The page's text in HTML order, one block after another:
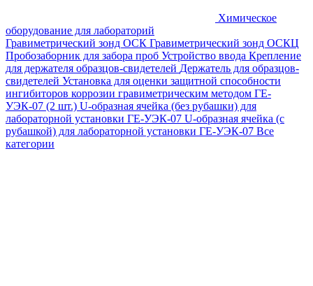
Химическое
оборудование для лабораторий
Гравиметрический зонд ОСК Гравиметрический зонд ОСКЦ
Пробозаборник для забора проб Устройство ввода Крепление
для держателя образцов-свидетелей Держатель для образцов-
свидетелей Установка для оценки защитной способности
ингибиторов коррозии гравиметрическим методом ГЕ-
УЭК-07 (2 шт.) U-образная ячейка (без рубашки) для
лабораторной установки ГЕ-УЭК-07 U-образная ячейка (с
рубашкой) для лабораторной установки ГЕ-УЭК-07 Все
категории